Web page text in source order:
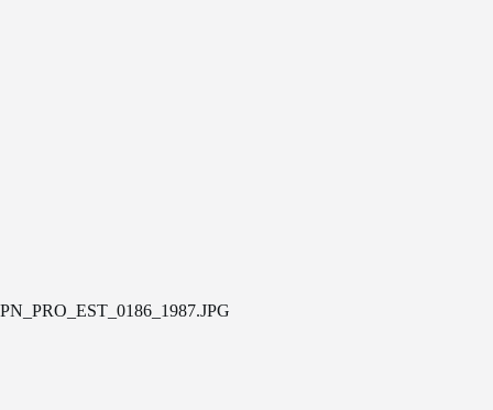
PN_PRO_EST_0186_1987.JPG